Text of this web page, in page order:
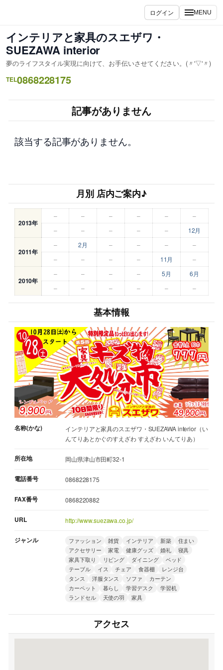
ス
キ
ッ
プ
ログイン MENU
インテリアと家具のスエザワ・
SUEZAWA interior
夢のライフスタイル実現に向けて、お手伝いさせてください。(〃'▽'〃)
TEL0868228175
記事がありません
該当する記事がありません。
月別 店内ご案内♪
2013年
– – – – –
–
–
– – – – 12月
2011年
– 2月 – – –
–
–
– – – 11月 –
2010年
– – – – 5月
6月
–
– – – – –
基本情報
名称(かな)
インテリアと家具のスエザワ・SUEZAWA interior（い
んてりあとかぐのすえざわ すえざわ いんてりあ）
所在地 岡山県津山市田町32-1
電話番号 0868228175
FAX番号 0868220882
URL http://www.suezawa.co.jp/
ジャンル ファッション 雑貨 インテリア 新築
住まい
アクセサリー
家電 健康グッズ 婚礼
寝具
家具下取り
リビング ダイニング
ベッド
テーブル
イス チェア 食器棚
レンジ台
タンス
洋服タンス ソファ
カーテン
カーペット
暮らし 学習デスク
学習机
ランドセル
天使の羽 家具
アクセス